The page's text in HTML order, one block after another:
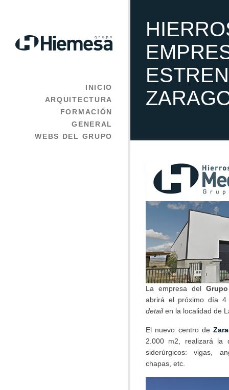
INICIO
ARQUITECTURA
FORMACIÓN
GENERAL
WEBS DEL GRUPO
La empresa del
abrirá el próximo día 4
detailen la localidad de
El nuevo centro de
2.000 m2, realizará la
siderúrgicos: vigas,
chapas, etc.